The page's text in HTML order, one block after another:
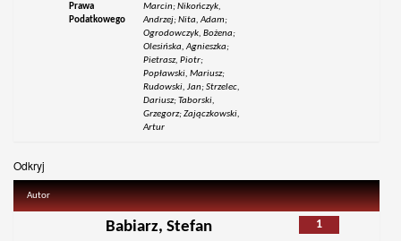
Prawa
Podatkowego
Marcin; Nikończyk,
Andrzej; Nita, Adam;
Ogrodowczyk, Bożena;
Olesińska, Agnieszka;
Pietrasz, Piotr;
Popławski, Mariusz;
Rudowski, Jan; Strzelec,
Dariusz; Taborski,
Grzegorz; Zajączkowski,
Artur
Odkryj
Autor
1
Babiarz, Stefan